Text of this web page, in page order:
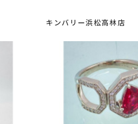
キンバリー浜松高林店